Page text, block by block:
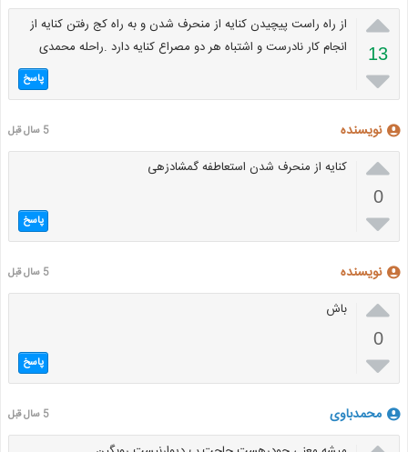

13

از راه راست پیچیدن کنایه از منحرف شدن و به راه کج رفتن کنایه از
انجام کار نادرست و اشتباه هر دو مصراع کنایه دارد .راحله محمدی
پاسخ
نویسنده 5 سال قبل

0

کنایه از منحرف شدن استعاطفه گمشادزهی
پاسخ
نویسنده 5 سال قبل

0

باش
پاسخ
محمدباوی 5 سال قبل